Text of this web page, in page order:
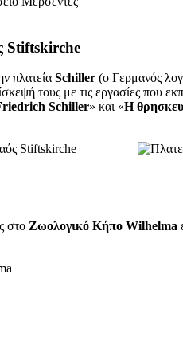
Stiftskirche
πλατεία Schiller (ο Γερμανός
τους με τις εργασίες
Schiller» και «Η
στο Ζωολογικό Κήπο Wilhelma